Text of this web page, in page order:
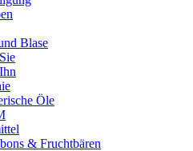
Blase
Öle
& Fruchtbären